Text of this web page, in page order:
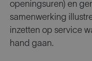
openingsuren) en
samenwerking
inzetten op service
hand gaan.